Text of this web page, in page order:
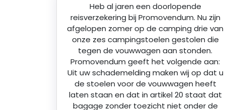
Heb al jaren een doorlopende
reisverzekering bij Promovendum. Nu zijn
afgelopen zomer op de camping drie van
onze zes campingstoelen gestolen die
tegen de vouwwagen aan stonden.
Promovendum geeft het volgende aan:
Uit uw schademelding maken wij op dat u
de stoelen voor de vouwwagen heeft
laten staan en dat in artikel 20 staat dat
bagage zonder toezicht niet onder de